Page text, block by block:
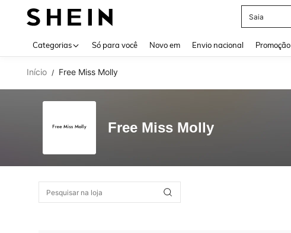
Saia
Categorias Só para você Novo em Envio nacional Promoção
Início / Free Miss Molly
Free Miss Molly